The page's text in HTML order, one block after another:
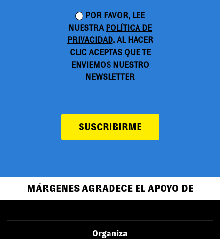
POR FAVOR, LEE
NUESTRA POLÍTICA DE
PRIVACIDAD. AL HACER
CLIC ACEPTAS QUE TE
ENVIEMOS NUESTRO
NEWSLETTER
SUSCRIBIRME
MÁRGENES AGRADECE EL APOYO DE
Organiza